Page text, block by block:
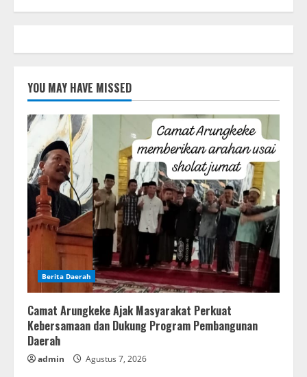
YOU MAY HAVE MISSED
Berita Daerah
Camat Arungkeke Ajak Masyarakat Perkuat
Kebersamaan dan Dukung Program Pembangunan
Daerah
admin Agustus 7, 2026